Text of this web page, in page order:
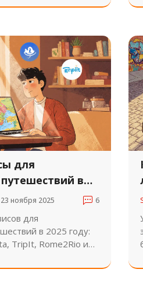
увидеть страну не
для
в
23 ноября 2025 6
для
в 2025 году:
TripIt, Rome2Rio и
и деньги, и где